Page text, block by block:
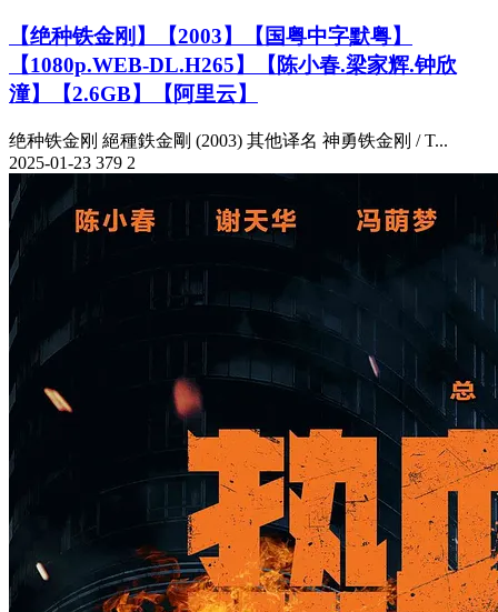
【绝种铁金刚】【2003】【国粤中字默粤】
【1080p.WEB-DL.H265】【陈小春.梁家辉.钟欣
潼】【2.6GB】【阿里云】
绝种铁金刚 絕種鉄金剛 (2003) 其他译名 神勇铁金刚 / T...
2025-01-23 379 2